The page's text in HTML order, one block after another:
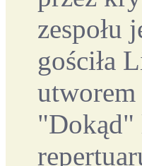
zespołu
gościła
utworem
"Dokąd"